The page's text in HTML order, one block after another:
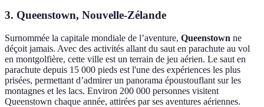
3. Queenstown, Nouvelle-Zélande
Surnommée la capitale mondiale de l’aventure, Queenstown ne
déçoit jamais. Avec des activités allant du saut en parachute au vol
en montgolfière, cette ville est un terrain de jeu aérien. Le saut en
parachute depuis 15 000 pieds est l'une des expériences les plus
prisées, permettant d’admirer un panorama époustouflant sur les
montagnes et les lacs. Environ 200 000 personnes visitent
Queenstown chaque année, attirées par ses aventures aériennes.